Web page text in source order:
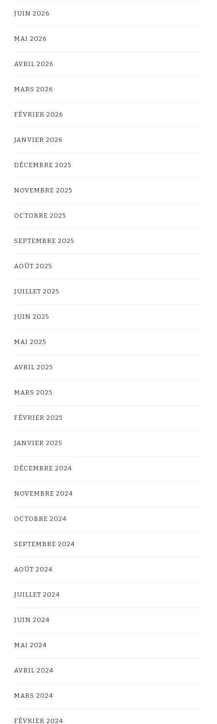
JUIN 2026
MAI 2026
AVRIL 2026
MARS 2026
FÉVRIER 2026
JANVIER 2026
DÉCEMBRE 2025
NOVEMBRE 2025
OCTOBRE 2025
SEPTEMBRE 2025
AOÛT 2025
JUILLET 2025
JUIN 2025
MAI 2025
AVRIL 2025
MARS 2025
FÉVRIER 2025
JANVIER 2025
DÉCEMBRE 2024
NOVEMBRE 2024
OCTOBRE 2024
SEPTEMBRE 2024
AOÛT 2024
JUILLET 2024
JUIN 2024
MAI 2024
AVRIL 2024
MARS 2024
FÉVRIER 2024